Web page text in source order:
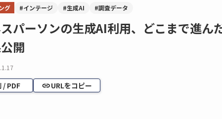
グ #インテージ #生成AI #調査データ
パーソンの生成AI利用、どこまで進ん
開
/ PDF URLをコピー